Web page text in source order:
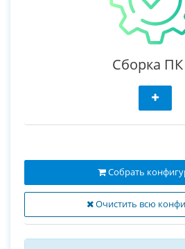
Сборка ПК
Очистить всю
Собрать